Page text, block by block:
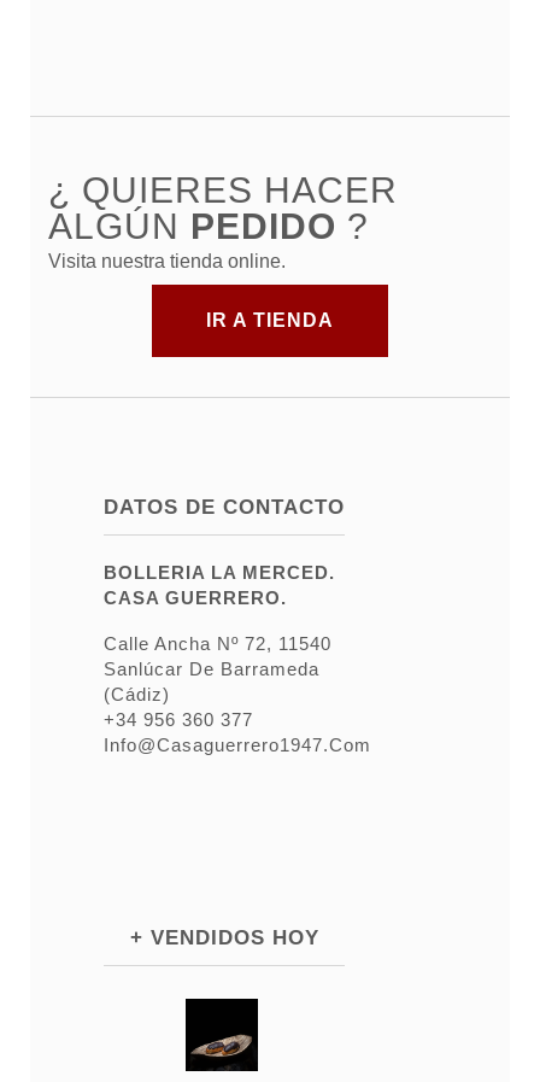
¿ QUIERES HACER
ALGÚN PEDIDO ?
Visita nuestra tienda online.
IR A TIENDA
DATOS DE CONTACTO
BOLLERIA LA MERCED.
CASA GUERRERO.
Calle Ancha Nº 72, 11540
Sanlúcar De Barrameda
(Cádiz)
+34 956 360 377
Info@casaguerrero1947.com
+ VENDIDOS HOY